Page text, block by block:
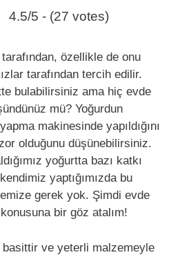
4.5/5 - (27 votes)
özellikle de onu
tarafından tercih edilir.
bulabilirsiniz ama hiç evde
mü? Yoğurdun
makinesinde yapıldığını
olduğunu düşünebilirsiniz.
yoğurtta bazı katkı
yaptığımızda bu
gerek yok. Şimdi evde
bir göz atalım!
ve yeterli malzemeyle